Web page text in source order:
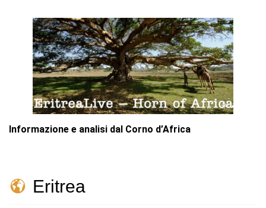
Informazione e analisi dal Corno d’Africa
Eritrea